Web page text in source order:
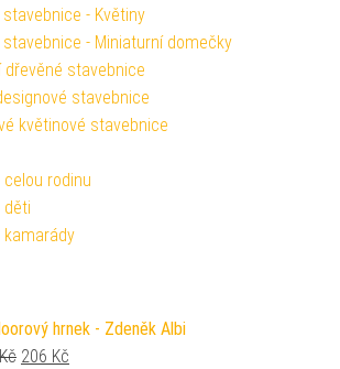
stavebnice - Květiny
stavebnice - Miniaturní domečky
dřevěné stavebnice
stavebnice
květinové stavebnice
rodinu
děti
hrnek - Zdeněk Albi
Kč Původní cena byla: 229 Kč.
206 Kč